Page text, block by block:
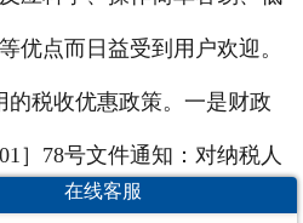
优点而日益受到用户欢迎。
的税收优惠政策。一是财政
］78号文件通知：对纳税人
务，实行增值税优惠政策。
在线客服